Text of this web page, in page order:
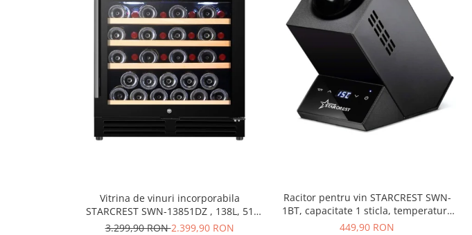
Vitrina de vinuri incorporabila
STARCREST SWN-13851DZ , 138L, 51
sticle, Rafturi lemn de fag, 2 zone de
3.299,90 RON2.399,90 RON
Racitor pentru vin STARCREST SWN-
1BT, capacitate 1 sticla, temperatura
reglabila 5-15°C, display LED, control
449,90 RON